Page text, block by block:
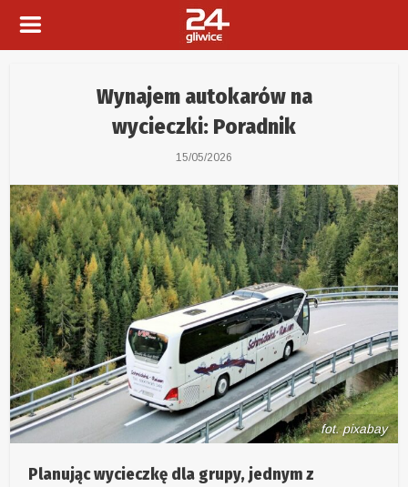
Wynajem autokarów na
wycieczki: Poradnik
15/05/2026
fot. pixabay
Planując wycieczkę dla grupy, jednym z